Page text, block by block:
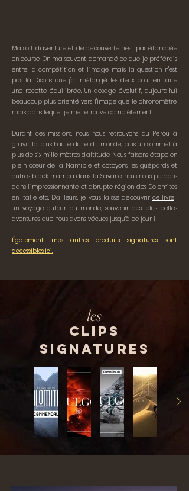
Ma soif d'aventure et de découverte n’est pas étanchée
en course. On m'a souvent demandé ce que je préférais
entre la compétition et l'image, mais la question n'est
pas là. Disons que j'ai mélangé les deux pour en faire
une recette équilibrée. Un dosage évolutif, aujourd'hui
beaucoup plus orienté vers l'image que le chronomètre,
mais dans lequel je me retrouve complètement.
Durant ces missions, nous nous retrouvons au Pérou à
gravir la plus haute dune du monde, puis un sommet à
plus de six mille mètres d'altitude. Nous faisons étape en
plein cœur de la Namibie, et côtoyons les guépards et
autres black mamba dans la Savane, nous nous perdons
dans l'impressionnante et abrupte région des Dolomites
en Italie etc. D'ailleurs, je vous laisse découvrir ce livre:
un voyage autour du monde, souvenir des plus belles
aventures que nous avons vécues jusqu'à ce jour !
Également, mes autres produits signatures sont
accessibles ici.
CLIPS
SIGNATURES
les